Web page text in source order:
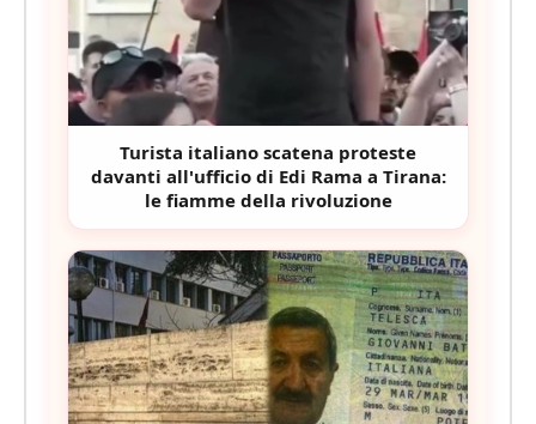
Turista italiano scatena proteste
davanti all'ufficio di Edi Rama a Tirana:
le fiamme della rivoluzione